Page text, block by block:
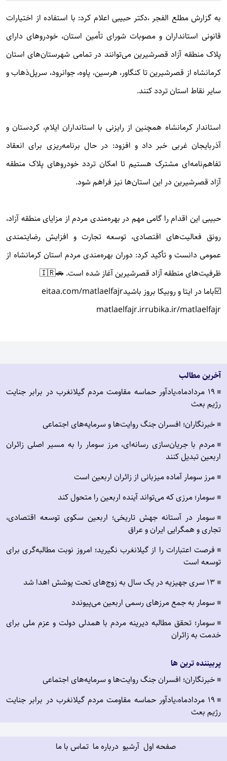
به گزارشمطلع الفجر ،دکتر حبیبی اعلام کرد: با استفاده از اختیارات
قانونی استانداران و مصوبات شورای تأمین استان، خودروهای دارای
پلاک منطقه آزاد قصرشیرین می‌توانند در تمامی شهرستان‌های استان
کرمانشاه از قصرشیرین تا کنگاور، هرسین، پاوه، جوانرود، سرپل‌ذهاب و
سایر نقاط استان تردد کنند.
استاندار کرمانشاه همچنین از رایزنی با استانداران ایلام، کردستان و
آذربایجان غربی خبر داد و افزود: در حال برنامه‌ریزی برای انعقاد
تفاهم‌نامه‌ای مشترک هستیم تا امکان تردد خودروهای پلاک منطقه
آزاد قصرشیرین در این استان‌ها نیز فراهم شود.
حبیبی این اقدام را گامی مهم در بهره‌مندی مردم از مزایای منطقه آزاد،
رونق فعالیت‌های اقتصادی، توسعه تجارت و افزایش رضایتمندی
عمومی دانست و تأکید کرد: دوران بهره‌مندی مردم استان کرمانشاه از
ظرفیت‌های منطقه آزاد قصرشیرین آغاز شده است. 🚗🇮🇷
☑️باما در ایتا و روبیکا بروز باشیدeitaa.com/matlaelfajr
rubika.ir/matlaelfajr
matlaelfajr.ir
آخرین مطالب
■
19 مردادماه،یادآور حماسه مقاومت مردم گیلانغرب در برابر جنایت
رژیم بعث
■ خبرنگاران؛ افسران جنگ روایت‌ها و سرمایه‌های اجتماعی
■ مردم با جریان‌سازی رسانه‌ای، مرز سومار را به مسیر اصلی زائران
اربعین تبدیل کنند
■ مرز سومار آماده میزبانی از زائران اربعین است
■ سومار؛ مرزی که می‌تواند آینده اربعین را متحول کند
■ سومار در آستانه جهش تاریخی؛ اربعین سکوی توسعه اقتصادی،
تجاری و همگرایی ایران و عراق
■ فرصت اعتبارات را از گیلانغرب نگیرید؛ امروز نوبت مطالبه‌گری برای
توسعه است
■ ۱۳ سری جهیزیه در یک سال به زوج‌های تحت پوشش اهدا شد
■ سومار به جمع مرزهای رسمی اربعین می‌پیوندد
■ سومار؛ تحقق مطالبه دیرینه مردم با همدلی دولت و عزم ملی برای
خدمت به زائران
پربیننده ترین ها
■ خبرنگاران؛ افسران جنگ روایت‌ها و سرمایه‌های اجتماعی
■
19 مردادماه،یادآور حماسه مقاومت مردم گیلانغرب در برابر جنایت
رژیم بعث
صفحه اول آرشیو درباره ما تماس با ما